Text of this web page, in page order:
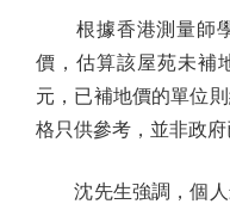
根據香港測量師學
價，估算該屋苑未補
元，已補地價的單位
格只供參考，並非政府
沈先生強調，個人